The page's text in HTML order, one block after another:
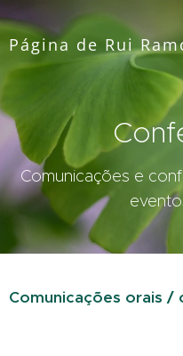
Página de Rui
Comunicações e
Comunicações orais /